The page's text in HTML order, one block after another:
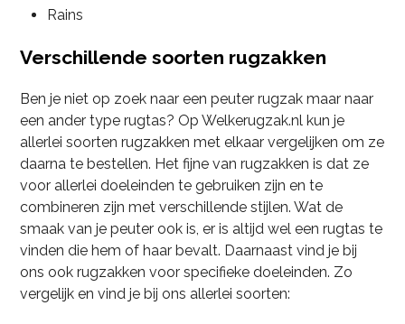
Rains
Verschillende soorten rugzakken
Ben je niet op zoek naar een peuter rugzak maar naar
een ander type rugtas? Op Welkerugzak.nl kun je
allerlei soorten rugzakken met elkaar vergelijken om ze
daarna te bestellen. Het fijne van rugzakken is dat ze
voor allerlei doeleinden te gebruiken zijn en te
combineren zijn met verschillende stijlen. Wat de
smaak van je peuter ook is, er is altijd wel een rugtas te
vinden die hem of haar bevalt. Daarnaast vind je bij
ons ook rugzakken voor specifieke doeleinden. Zo
vergelijk en vind je bij ons allerlei soorten: